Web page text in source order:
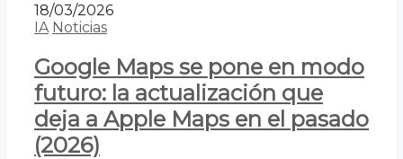
18/03/2026
IA Noticias
Google Maps se pone en modo
futuro: la actualización que
deja a Apple Maps en el pasado
(2026)